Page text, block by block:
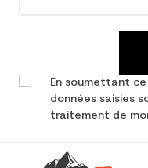
En soumettant
données saisies
traitement de